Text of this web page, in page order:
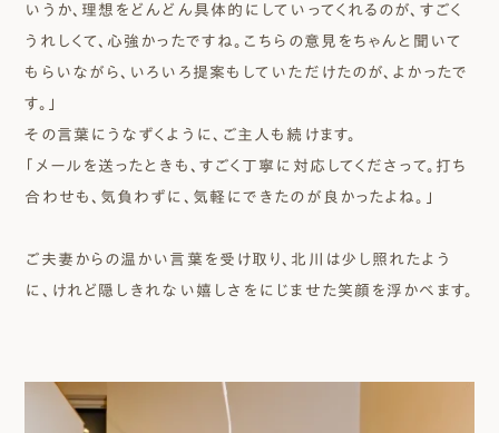
いうか、理想をどんどん具体的にしていってくれるのが、すごく
うれしくて、心強かったですね。こちらの意見をちゃんと聞いて
もらいながら、いろいろ提案もしていただけたのが、よかったで
す。」
その言葉にうなずくように、ご主人も続けます。
「メールを送ったときも、すごく丁寧に対応してくださって。打ち
合わせも、気負わずに、気軽にできたのが良かったよね。」
ご夫妻からの温かい言葉を受け取り、北川は少し照れたよう
に、けれど隠しきれない嬉しさをにじませた笑顔を浮かべます。